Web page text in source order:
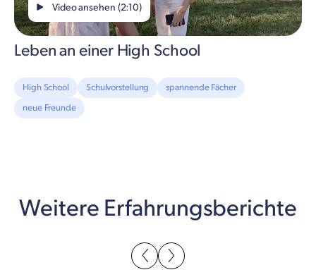
Video ansehen (2:10)
Leben an einer High School
High School Schulvorstellung
spannende Fächer
neue Freunde
Weitere Erfahrungsberichte